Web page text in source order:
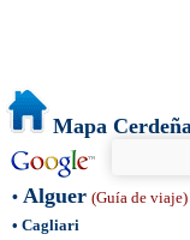
Mapa
• Alguer (Guía de viaje)
• Cagliari